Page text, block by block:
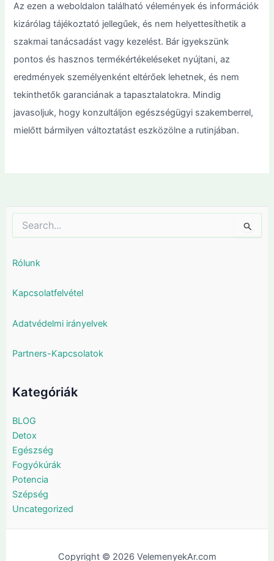
Az ezen a weboldalon található vélemények és információk
kizárólag tájékoztató jellegűek, és nem helyettesíthetik a
szakmai tanácsadást vagy kezelést. Bár igyekszünk
pontos és hasznos termékértékeléseket nyújtani, az
eredmények személyenként eltérőek lehetnek, és nem
tekinthetők garanciának a tapasztalatokra. Mindig
javasoljuk, hogy konzultáljon egészségügyi szakemberrel,
mielőtt bármilyen változtatást eszközölne a rutinjában.
for:
Rólunk
Kapcsolatfelvétel
Adatvédelmi irányelvek
Partners-Kapcsolatok
Kategóriák
BLOG
Detox
Egészség
Fogyókúrák
Potencia
Szépség
Uncategorized
Copyright © 2026 VelemenyekAr.com